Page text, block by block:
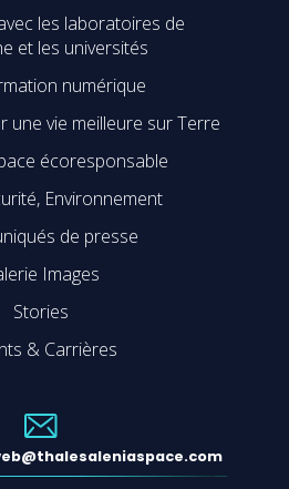
les laboratoires de
et les universités
numérique
une vie meilleure sur Terre
écoresponsable
Environnement
de presse
Images
Stories
& Carrières